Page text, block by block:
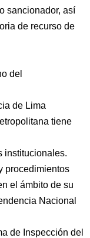
sancionador, así
de recurso de
del
de Lima
tiene
institucionales.
procedimientos
el ámbito de su
Nacional
de Inspección del